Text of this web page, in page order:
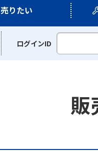
売りたい
ログインID
販